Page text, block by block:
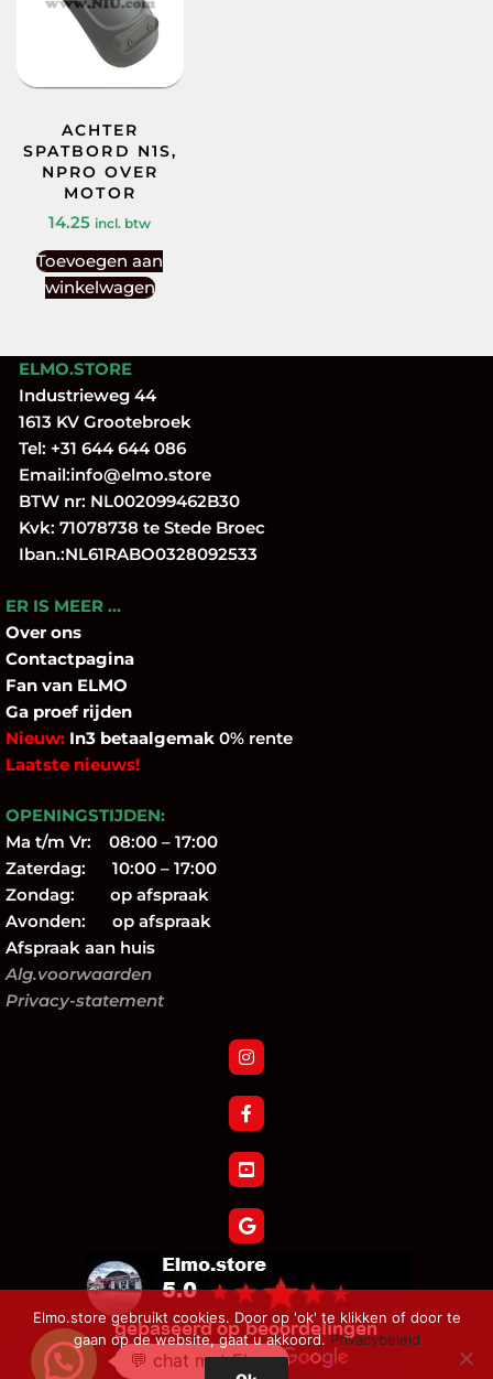
ACHTER
SPATBORD N1S,
NPRO OVER
MOTOR
14.25 incl. btw
Toevoegen aan
winkelwagen
ELMO.STORE
Industrieweg 44
1613 KV Grootebroek
Tel: +31 644 644 086
Email:info@elmo.store
BTW nr: NL002099462B30
Kvk: 71078738 te Stede Broec
Iban.:NL61RABO0328092533
ER IS MEER …
Over ons
Contactpagina
Fan van ELMO
Ga proef rijden
Nieuw: In3 betaalgemak 0% rente
Laatste nieuws!
OPENINGSTIJDEN:
Ma t/m Vr: 08:00 – 17:00
Zaterdag: 10:00 – 17:00
Zondag: op afspraak
Avonden: op afspraak
Afspraak aan huis
Alg.voorwaarden
Privacy-statement
💬 chat met Elmo
Elmo.store gebruikt cookies. Door op 'ok' te klikken of door te
gaan op de website, gaat u akkoord.Privacybeleid